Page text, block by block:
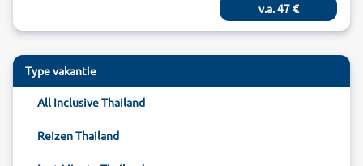
v.a.47€
Type vakantie
All Inclusive Thailand
Reizen Thailand